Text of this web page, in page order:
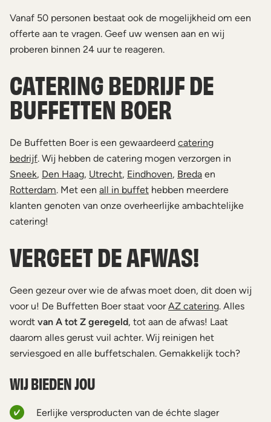
Vanaf 50 personen bestaat ook de mogelijkheid om een
offerte aan te vragen. Geef uw wensen aan en wij
proberen binnen 24 uur te reageren.
CATERING BEDRIJF DE
BUFFETTEN BOER
De Buffetten Boer is een gewaardeerd catering
bedrijf. Wij hebben de catering mogen verzorgen in
Sneek, Den Haag, Utrecht, Eindhoven, Breda en
Rotterdam. Met een all in buffet hebben meerdere
klanten genoten van onze overheerlijke ambachtelijke
catering!
VERGEET DE AFWAS!
Geen gezeur over wie de afwas moet doen, dit doen wij
voor u! De Buffetten Boer staat voorAZ catering. Alles
wordt van A tot Z geregeld, tot aan de afwas! Laat
daarom alles gerust vuil achter. Wij reinigen het
serviesgoed en alle buffetschalen. Gemakkelijk toch?
WIJ BIEDEN JOU
Eerlijke versproducten van de échte slager